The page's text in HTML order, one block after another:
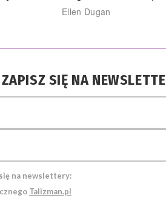
Ellen Dugan
ZAPISZ SIĘ NA
na newslettery:
Talizman.pl